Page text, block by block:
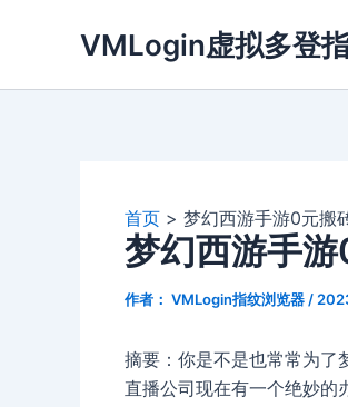
VMLogin虚拟多登
首页 梦幻西游手游0元搬
梦幻西游手
作者： VMLogin指纹浏览器 /
摘要：你是不是也常常为了
直播公司现在有一个绝妙的